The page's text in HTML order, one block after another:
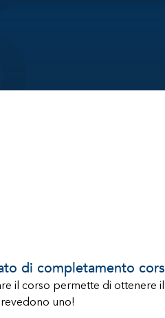
di completamento
il corso permette di ottenere
uno!